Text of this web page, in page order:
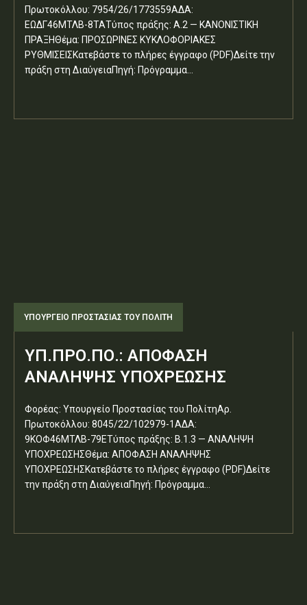
Πρωτοκόλλου: 7954/26/1773559ΑΔΑ:
ΕΩΔΓ46ΜΤΛΒ-8ΤΑΤύπος πράξης: Α.2 — ΚΑΝΟΝΙΣΤΙΚΗ
ΠΡΑΞΗΘέμα: ΠΡΟΣΩΡΙΝΕΣ ΚΥΚΛΟΦΟΡΙΑΚΕΣ
ΡΥΘΜΙΣΕΙΣΚατεβάστε το πλήρες έγγραφο (PDF)Δείτε την
πράξη στη ΔιαύγειαΠηγή: Πρόγραμμα...
ΥΠΟΥΡΓΕΊΟ ΠΡΟΣΤΑΣΊΑΣ ΤΟΥ ΠΟΛΊΤΗ
ΥΠ.ΠΡΟ.ΠΟ.: ΑΠΟΦΑΣΗ
ΑΝΑΛΗΨΗΣ ΥΠΟΧΡΕΩΣΗΣ
Φορέας: Υπουργείο Προστασίας του ΠολίτηΑρ.
Πρωτοκόλλου: 8045/22/102979-1ΑΔΑ:
9ΚΟΦ46ΜΤΛΒ-79ΕΤύπος πράξης: Β.1.3 — ΑΝΑΛΗΨΗ
ΥΠΟΧΡΕΩΣΗΣΘέμα: ΑΠΟΦΑΣΗ ΑΝΑΛΗΨΗΣ
ΥΠΟΧΡΕΩΣΗΣΚατεβάστε το πλήρες έγγραφο (PDF)Δείτε
την πράξη στη ΔιαύγειαΠηγή: Πρόγραμμα...